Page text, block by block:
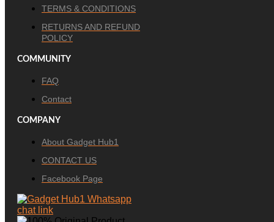
TERMS & CONDITIONS
RETURNS AND REFUND
POLICY
COMMUNITY
FAQ
Contact
COMPANY
About Gadget Hub1
CONTACT US
Facebook Page